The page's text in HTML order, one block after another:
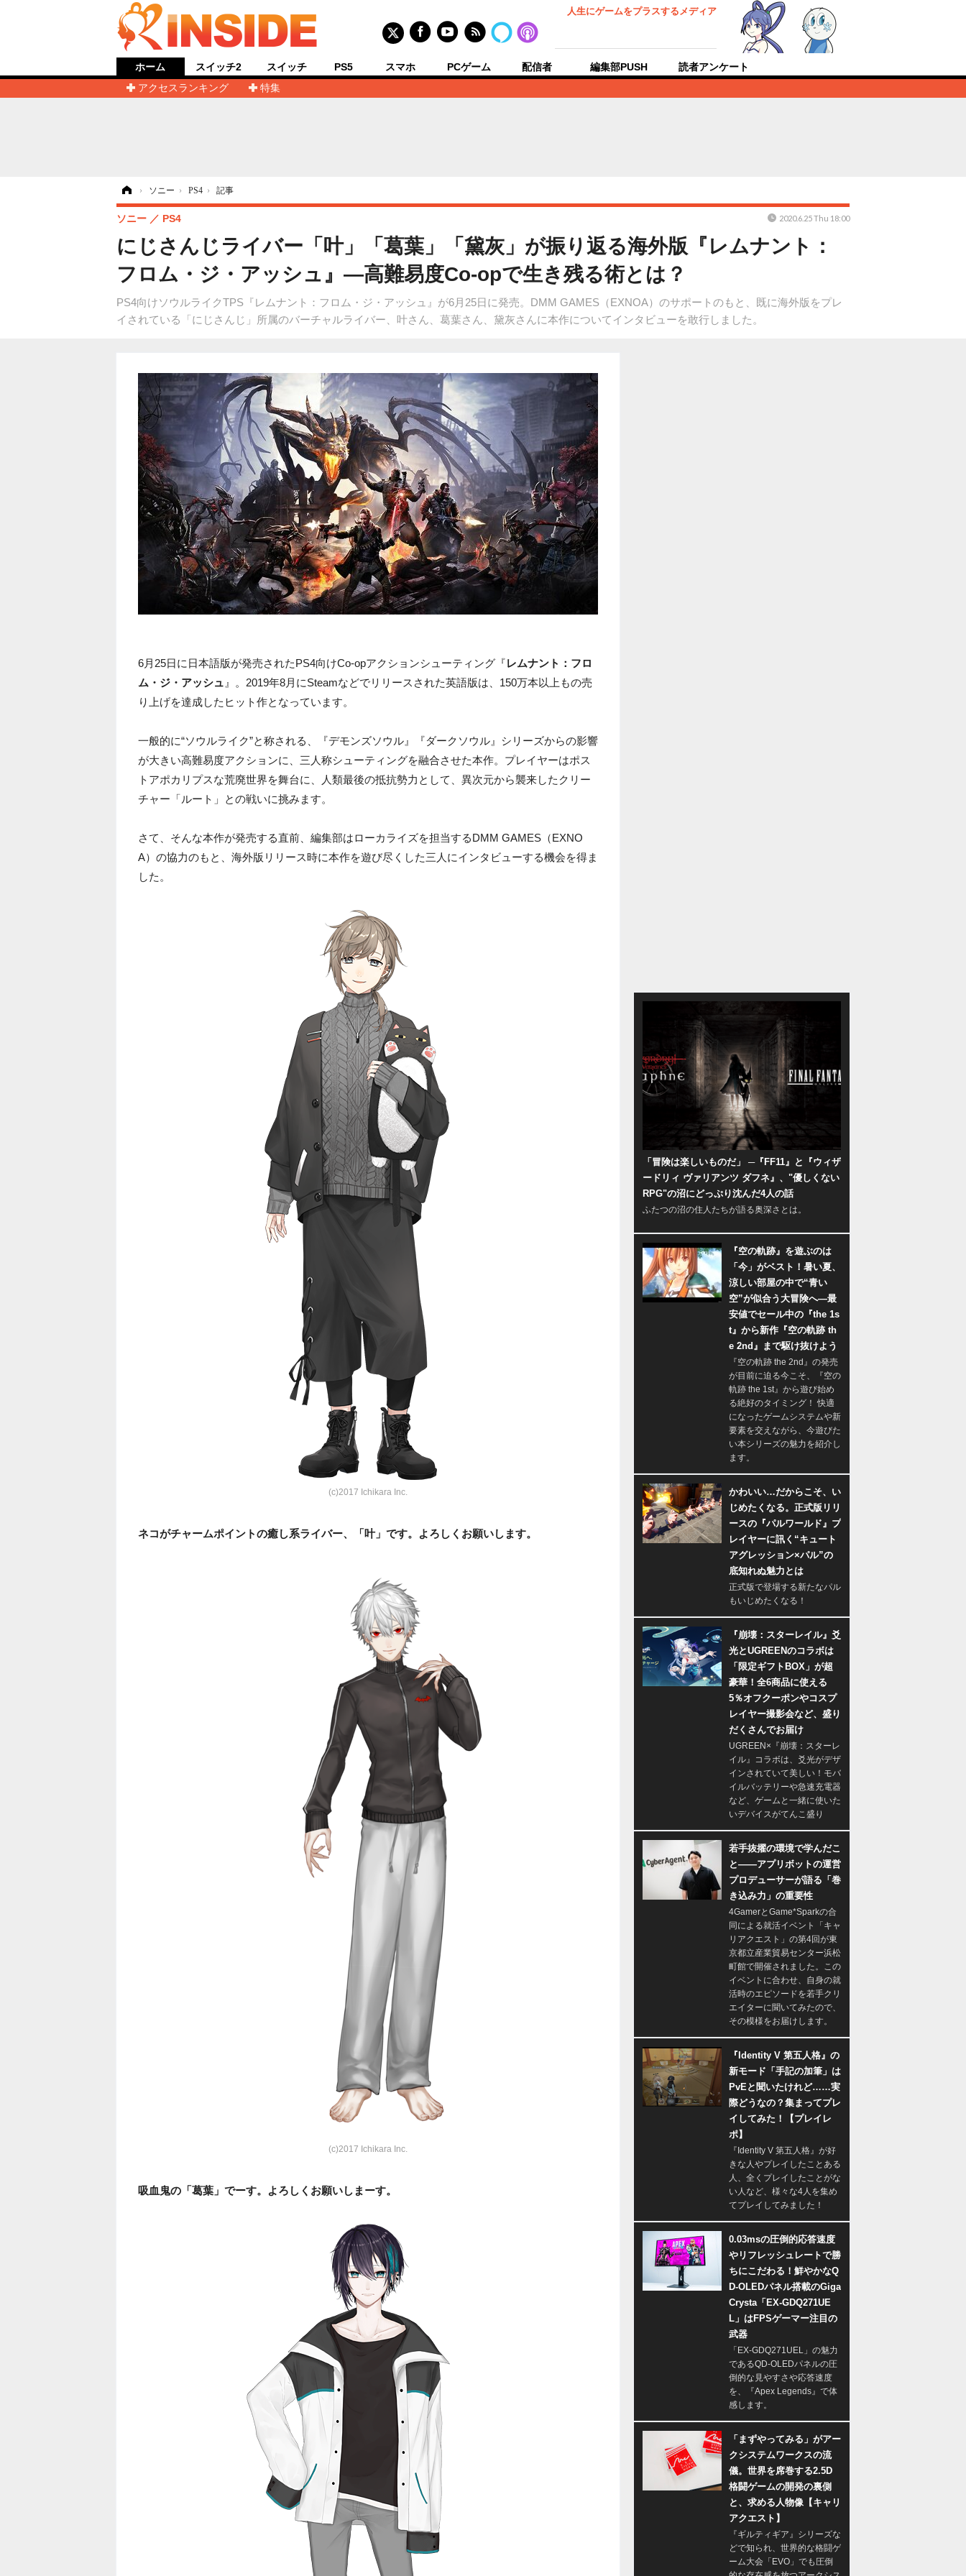
人生にゲームをプラスするメディア
ホーム
アクセスランキング
特集
スイッチ2 スイッチ PS5 スマホ PCゲーム 配信者 編集部PUSH 読者アンケート
› ソニー › PS4 › 記事
にじさんじライバー「叶」「葛葉」「黛灰」が振り返る海外版『レムナント：
フロム・ジ・アッシュ』―高難易度Co-opで生き残る術とは？
PS4向けソウルライクTPS『レムナント：フロム・ジ・アッシュ』が6月25日に発売。DMM GAMES（EXNOA）のサポートのもと、既に海外版をプレ
イされている「にじさんじ」所属のバーチャルライバー、叶さん、葛葉さん、黛灰さんに本作についてインタビューを敢行しました。
ソニー PS4 2020.6.25 Thu 18:00
6月25日に日本語版が発売されたPS4向けCo-opアクションシューティング『レムナント：フロ
ム・ジ・アッシュ 』。2019年8月にSteamなどでリリースされた英語版は、150万本以上もの売
り上げを達成したヒット作となっています。
一般的に“ソウルライク”と称される、『デモンズソウル』『ダークソウル』シリーズからの影響
が大きい高難易度アクションに、三人称シューティングを融合させた本作。プレイヤーはポス
トアポカリプスな荒廃世界を舞台に、人類最後の抵抗勢力として、異次元から襲来したクリー
チャー「ルート」との戦いに挑みます。
さて、そんな本作が発売する直前、編集部はローカライズを担当するDMM GAMES（EXNO
A）の協力のもと、海外版リリース時に本作を遊び尽くした三人にインタビューする機会を得ま
した。
(c)2017 Ichikara Inc.
ネコがチャームポイントの癒し系ライバー、「叶」です。よろしくお願いします。
(c)2017 Ichikara Inc.
吸血鬼の「葛葉」でーす。よろしくお願いしまーす。
「冒険は楽しいものだ」 ─『FF11』と『ウィザ
ードリィ ヴァリアンツ ダフネ』、"優しくない
RPG"の沼にどっぷり沈んだ4人の話
ふたつの沼の住人たちが語る奥深さとは。
『空の軌跡』を遊ぶのは
「今」がベスト！暑い夏、
涼しい部屋の中で“青い
空”が似合う大冒険へ―最
安値でセール中の『the 1s
t』から新作『空の軌跡 th
e 2nd』まで駆け抜けよう
『空の軌跡 the 2nd』の発売
が目前に迫る今こそ、『空の
軌跡 the 1st』から遊び始め
る絶好のタイミング！ 快適
になったゲームシステムや新
要素を交えながら、今遊びた
い本シリーズの魅力を紹介し
ます。
かわいい…だからこそ、い
じめたくなる。正式版リリ
ースの『パルワールド』プ
レイヤーに訊く“キュート
アグレッション×パル”の
底知れぬ魅力とは
正式版で登場する新たなパル
もいじめたくなる！
『崩壊：スターレイル』爻
光とUGREENのコラボは
「限定ギフトBOX」が超
豪華！全6商品に使える
5％オフクーポンやコスプ
レイヤー撮影会など、盛り
だくさんでお届け
UGREEN×『崩壊：スターレ
イル』コラボは、爻光がデザ
インされていて美しい！モバ
イルバッテリーや急速充電器
など、ゲームと一緒に使いた
いデバイスがてんこ盛り
若手抜擢の環境で学んだこ
と――アプリボットの運営
プロデューサーが語る「巻
き込み力」の重要性
4GamerとGame*Sparkの合
同による就活イベント「キャ
リアクエスト」の第4回が東
京都立産業貿易センター浜松
町館で開催されました。この
イベントに合わせ、自身の就
活時のエピソードを若手クリ
エイターに聞いてみたので、
その模様をお届けします。
『Identity V 第五人格』の
新モード「手記の加筆」は
PvEと聞いたけれど……実
際どうなの？集まってプレ
イしてみた！【プレイレ
ポ】
『Identity V 第五人格』が好
きな人やプレイしたことある
人、全くプレイしたことがな
い人など、様々な4人を集め
てプレイしてみました！
0.03msの圧倒的応答速度
やリフレッシュレートで勝
ちにこだわる！鮮やかなQ
D-OLEDパネル搭載のGiga
Crysta「EX-GDQ271UE
L」はFPSゲーマー注目の
武器
「EX-GDQ271UEL」の魅力
であるQD-OLEDパネルの圧
倒的な見やすさや応答速度
を、『Apex Legends』で体
感します。
「まずやってみる」がアー
クシステムワークスの流
儀。世界を席巻する2.5D
格闘ゲームの開発の裏側
と、求める人物像【キャリ
アクエスト】
『ギルティギア』シリーズな
どで知られ、世界的な格闘ゲ
ーム大会「EVO」でも圧倒